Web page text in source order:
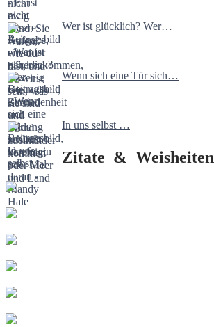
Wer ist glücklich? Wer…
Wenn sich eine Tür sich…
In uns selbst …
Zitate & Weisheiten